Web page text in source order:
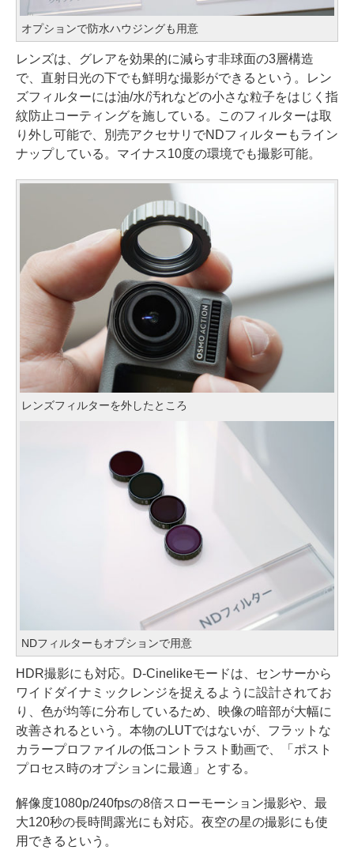
オプションで防水ハウジングも用意
レンズは、グレアを効果的に減らす非球面の3層構造
で、直射日光の下でも鮮明な撮影ができるという。レン
ズフィルターには油/水/汚れなどの小さな粒子をはじく指
紋防止コーティングを施している。このフィルターは取
り外し可能で、別売アクセサリでNDフィルターもライン
ナップしている。マイナス10度の環境でも撮影可能。
レンズフィルターを外したところ
NDフィルターもオプションで用意
HDR撮影にも対応。D-Cinelikeモードは、センサーから
ワイドダイナミックレンジを捉えるように設計されてお
り、色が均等に分布しているため、映像の暗部が大幅に
改善されるという。本物のLUTではないが、フラットな
カラープロファイルの低コントラスト動画で、「ポスト
プロセス時のオプションに最適」とする。
解像度1080p/240fpsの8倍スローモーション撮影や、最
大120秒の長時間露光にも対応。夜空の星の撮影にも使
用できるという。